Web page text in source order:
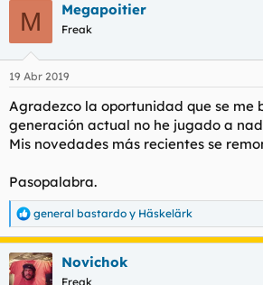
M Megapoitier
Freak
19 Abr 2019
Agradezco la oportunidad que se me
generación actual no he jugado a
Mis novedades más recientes se
Pasopalabra.
R
e
a
c
c
general bastardo y Häskelärk
Novichok
Freak